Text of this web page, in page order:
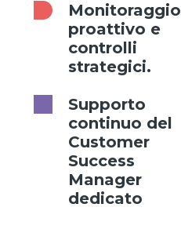
Monitoraggio
proattivo e
controlli
strategici.
Supporto
continuo del
Customer
Success
Manager
dedicato